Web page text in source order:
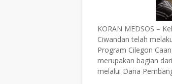
KORAN MEDSOS –
Ciwandan telah
Program Cilegon
merupakan bagian
melalui Dana